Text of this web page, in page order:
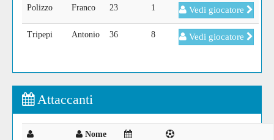
Polizzo Franco 23 1 Vedi giocatore
Tripepi Antonio 36 8 Vedi giocatore
Attaccanti
Nome